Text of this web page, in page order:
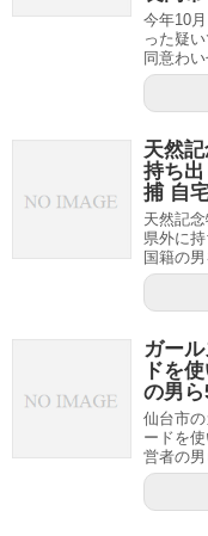
今年10
った疑
同意わ
天然
持ち
捕 自
天然記
県外に
国籍の
ガー
ドを
の男
仙台市
ードを
営者の